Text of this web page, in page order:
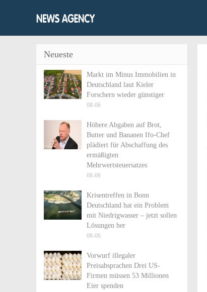
Neueste
Markt im Minus Immobilien in
Deutschland laut Kieler
Forschern wieder günstiger
08-06
Höhere Abgaben auf Brot,
Butter und Bananen Ifo-Chef
plädiert für Abschaffung des
ermäßigten
Mehrwertsteuersatzes
08-06
Krisentreffen in Bonn
Deutschland hat ein Problem
mit Niedrigwasser – jetzt sollen
Lösungen her
08-06
Vorwurf illegaler
Preisabsprachen Drei US-
Firmen müssen 53 Millionen
Eier spenden